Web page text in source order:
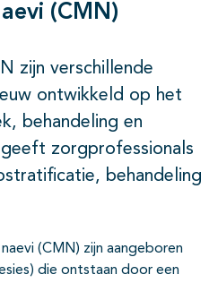
(CMN)
zijn verschillende
ontwikkeld op het
behandeling en
zorgprofessionals
behandeling
(CMN) zijn aangeboren
die ontstaan door een